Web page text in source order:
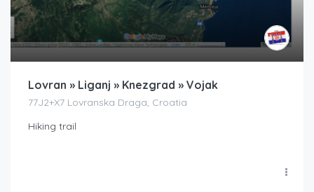
Lovran » Liganj » Knezgrad » Vojak
77J2+X7 Lovranska Draga, Croatia
Hiking trail